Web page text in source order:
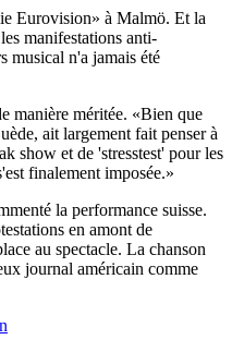
Eurovision» à Malmö. Et la
manifestations anti-
musical n'a jamais été
manière méritée. «Bien que
ait largement fait penser à
show et de 'stresstest' pour les
finalement imposée.»
la performance suisse.
en amont de
au spectacle. La chanson
journal américain comme